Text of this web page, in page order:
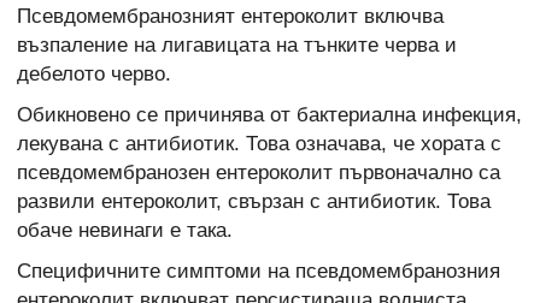
Псевдомембранозният ентероколит включва
възпаление на лигавицата на тънките черва и
дебелото черво.
Обикновено се причинява от бактериална инфекция,
лекувана с антибиотик. Това означава, че хората с
псевдомембранозен ентероколит първоначално са
развили ентероколит, свързан с антибиотик. Това
обаче невинаги е така.
Специфичните симптоми на псевдомембранозния